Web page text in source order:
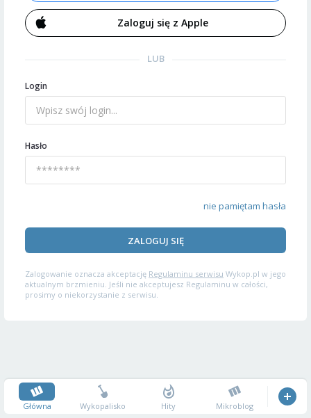
Zaloguj się z Apple
LUB
Login
Hasło
nie pamiętam hasła
ZALOGUJ SIĘ
Zalogowanie oznacza akceptację Regulaminu serwisu Wykop.pl w jego
aktualnym brzmieniu. Jeśli nie akceptujesz Regulaminu w całości,
prosimy o niekorzystanie z serwisu.
Główna Wykopalisko Hity Mikroblog